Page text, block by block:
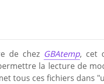
de chez GBAtemp, cet
la lecture de
tous ces fichiers dans